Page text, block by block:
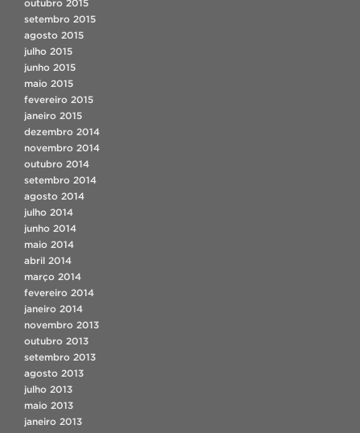
outubro 2015
setembro 2015
agosto 2015
julho 2015
junho 2015
maio 2015
fevereiro 2015
janeiro 2015
dezembro 2014
novembro 2014
outubro 2014
setembro 2014
agosto 2014
julho 2014
junho 2014
maio 2014
abril 2014
março 2014
fevereiro 2014
janeiro 2014
novembro 2013
outubro 2013
setembro 2013
agosto 2013
julho 2013
maio 2013
janeiro 2013